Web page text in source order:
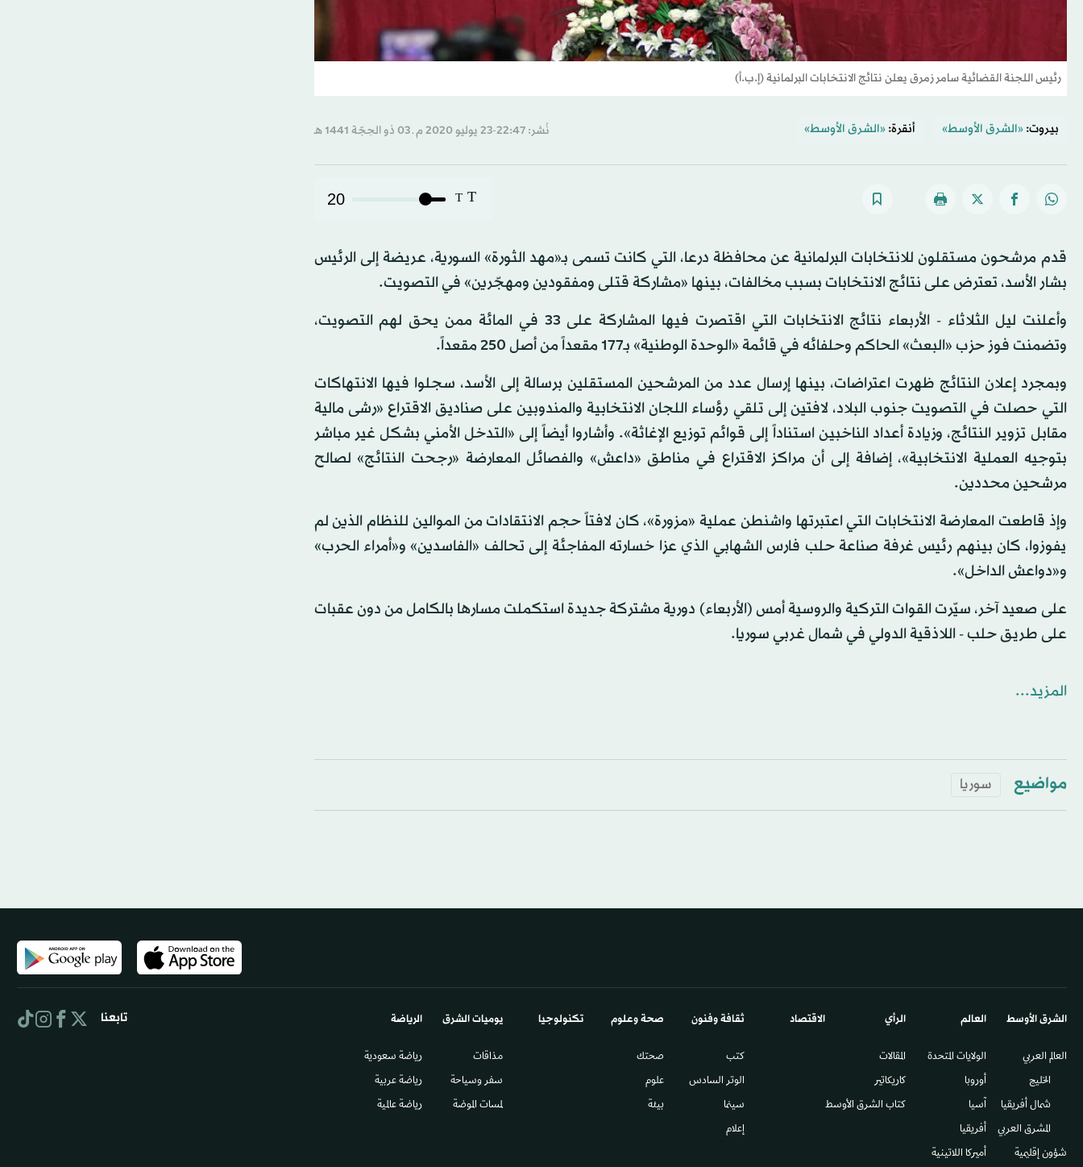
رئيس اللجنة القضائية سامر زمرق يعلن نتائج الانتخابات البرلمانية (إ.ب.أ)
بيروت: «الشرق الأوسط» أنقرة: «الشرق الأوسط» نُشر: 22:47-23 يوليو 2020 م ـ 03 ذو الحِجّة 1441 هـ
T
T
20
قدم مرشحون مستقلون للانتخابات البرلمانية عن محافظة درعا، التي كانت تسمى بـ«مهد الثورة» السورية، عريضة إلى الرئيس
بشار الأسد، تعترض على نتائج الانتخابات بسبب مخالفات، بينها «مشاركة قتلى ومفقودين ومهجّرين» في التصويت.
وأعلنت ليل الثلاثاء - الأربعاء نتائج الانتخابات التي اقتصرت فيها المشاركة على 33 في المائة ممن يحق لهم التصويت،
وتضمنت فوز حزب «البعث» الحاكم وحلفائه في قائمة «الوحدة الوطنية» بـ177 مقعداً من أصل 250 مقعداً.
وبمجرد إعلان النتائج ظهرت اعتراضات، بينها إرسال عدد من المرشحين المستقلين برسالة إلى الأسد، سجلوا فيها الانتهاكات
التي حصلت في التصويت جنوب البلاد، لافتين إلى تلقي رؤساء اللجان الانتخابية والمندوبين على صناديق الاقتراع «رشى مالية
مقابل تزوير النتائج، وزيادة أعداد الناخبين استناداً إلى قوائم توزيع الإغاثة». وأشاروا أيضاً إلى «التدخل الأمني بشكل غير مباشر
بتوجيه العملية الانتخابية»، إضافة إلى أن مراكز الاقتراع في مناطق «داعش» والفصائل المعارضة «رجحت النتائج» لصالح
مرشحين محددين.
وإذ قاطعت المعارضة الانتخابات التي اعتبرتها واشنطن عملية «مزورة»، كان لافتاً حجم الانتقادات من الموالين للنظام الذين لم
يفوزوا، كان بينهم رئيس غرفة صناعة حلب فارس الشهابي الذي عزا خسارته المفاجئة إلى تحالف «الفاسدين» و«أمراء الحرب»
و«دواعش الداخل».
على صعيد آخر، سيّرت القوات التركية والروسية أمس (الأربعاء) دورية مشتركة جديدة استكملت مسارها بالكامل من دون عقبات
على طريق حلب - اللاذقية الدولي في شمال غربي سوريا.
المزيد...
مواضيع سوريا
الشرق الأوسط​
العالم العربي
الخليج
شمال أفريقيا
المشرق العربي
شؤون إقليمية
العالم
الولايات المتحدة
أوروبا
آسيا
أفريقيا
أميركا اللاتينية
الرأي
المقالات
كاريكاتير
كتاب الشرق الأوسط
الاقتصاد ثقافة وفنون
كتب
الوتر السادس​
سينما
إعلام
صحة وعلوم
صحتك
علوم
بيئة
تكنولوجيا يوميات الشرق​
مذاقات
سفر وسياحة
لمسات الموضة
الرياضة
رياضة سعودية
رياضة عربية
رياضة عالمية
تابعنا